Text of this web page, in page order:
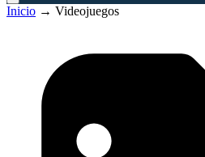
Inicio → Videojuegos